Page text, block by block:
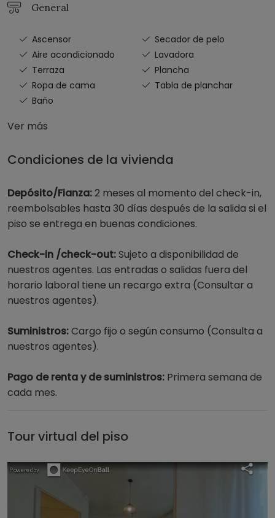
General
Ascensor
Aire acondicionado
Terraza
Ropa de cama
Baño
Secador de pelo
Lavadora
Plancha
Tabla de planchar
Ver más
Condiciones de la vivienda
Depósito/Fianza:2 meses al momento del check-in,
reembolsables hasta 30 días después de la salida si el
piso se entrega en buenas condiciones.
Check-in /check-out:Sujeto a disponibilidad de
nuestros agentes. Las entradas o salidas fuera del
horario laboral tiene un recargo extra (Consultar a
nuestros agentes).
Suministros:Cargo fijo o según consumo (Consulta a
nuestros agentes).
Pago de renta y de suministros: Primera semana de
cada mes.
Tour virtual del piso